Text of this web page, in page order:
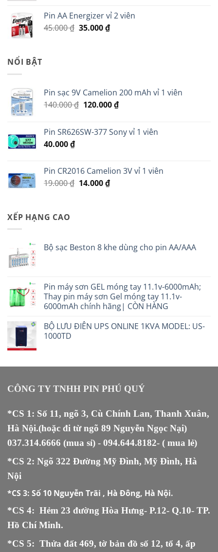
70.000 ₫.là:
60.000 ₫.
Pin AA Energizer vỉ 2 viên
45.000₫ Giá
35.000₫Giá
NỔI BẬT
Pin sạc 9V Camelion 200 mAh vỉ 1 viên
140.000₫ Giá
140.000 ₫.
120.000₫Giá
là:
Pin SR626SW-377 Sony vỉ 1 viên
40.000₫
Pin CR2016 Camelion 3V vỉ 1 viên
19.000₫ Giá
14.000₫Giá
XẾP HẠNG CAO
Bộ sạc Beston 8 khe dùng cho pin AA/AAA
Pin máy sơn GEL móng tay 11.1v-6000mAh;
Thay pin máy sơn Gel móng tay 11.1v-
6000mAh chính hãng| CÒN HÀNG
BỘ LƯU ĐIÊN UPS ONLINE 1KVA MODEL: US-
1000TD
CÔNG TY TNHH PIN PHÚ QUÝ
*CS 1: Số 11, ngõ 3, Cù Chính Lan, Thanh Xuân,
Hà Nội.(hoặc đi từ ngõ 89 Nguyễn Ngọc Nại)
037.314.6666 (mua sỉ) - 094.644.8182- ( mua lẻ)
*CS 2: Ngõ 322 Đường Mỹ Đình, Mỹ Đình, Hà
Nội
*CS 3: Số 10 Nguyễn Trãi , Hà Đông, Hà Nội.
*CS 4: Hẻm 23 đường Hòa Hưng- P.12- Q.10- TP.
Hồ Chí Minh.
*CS 5: Thửa đất 469, tờ bản đồ số 12, tổ 4, ấp